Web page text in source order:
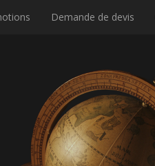
Demande de devis